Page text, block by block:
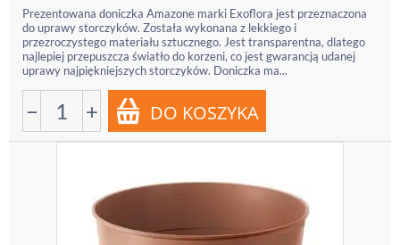
Prezentowana doniczka Amazone marki Exoflora jest przeznaczona
do uprawy storczyków. Została wykonana z lekkiego i
przezroczystego materiału sztucznego. Jest transparentna, dlatego
najlepiej przepuszcza światło do korzeni, co jest gwarancją udanej
uprawy najpiękniejszych storczyków. Doniczka ma...
− +